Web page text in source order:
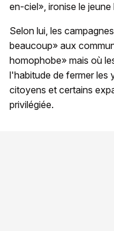
en-ciel», ironise le jeune
Selon lui, les
beaucoup» aux
homophobe» mais où
l'habitude de fermer les
citoyens et certains
privilégiée.